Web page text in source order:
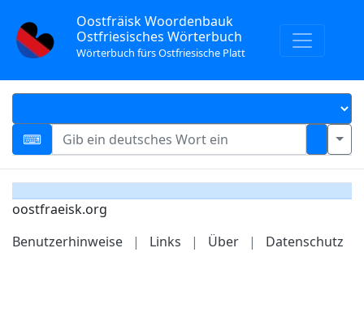
Oostfräisk Woordenbauk
Ostfriesisches Wörterbuch
Wörterbuch fürs Ostfriesische Platt
oostfraeisk.org
Benutzerhinweise
| Links | Über | Datenschutz